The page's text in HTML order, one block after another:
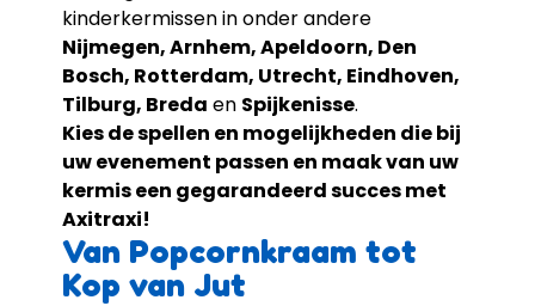
kinderkermissen in onder andere
Nijmegen, Arnhem, Apeldoorn, Den
Bosch, Rotterdam, Utrecht, Eindhoven,
Tilburg, Breda en Spijkenisse.
Kies de spellen en mogelijkheden die bij
uw evenement passen en maak van uw
kermis een gegarandeerd succes met
Axitraxi!
Van Popcornkraam tot
Kop van Jut